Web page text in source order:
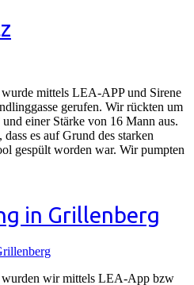
mittels LEA-APP und Sirene
gerufen. Wir rückten um
einer Stärke von 16 Mann aus.
es auf Grund des starken
gespült worden war. Wir pumpten
in Grillenberg
wir mittels LEA-App bzw